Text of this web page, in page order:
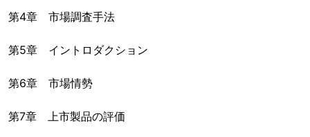
第4章 市場調査手法
第5章 イントロダクション
第6章 市場情勢
第7章 上市製品の評価